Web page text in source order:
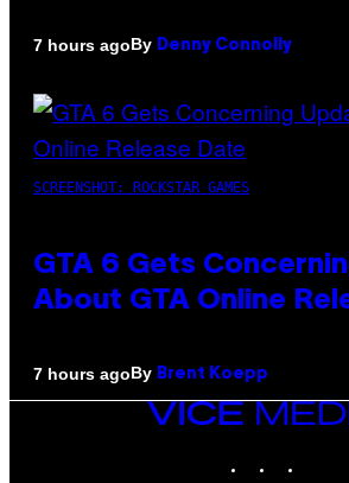
7 hours agoBy Denny Connolly
SCREENSHOT: ROCKSTAR GAMES
GTA 6 Gets
About GTA Online
7 hours agoBy Brent Koepp
VICE